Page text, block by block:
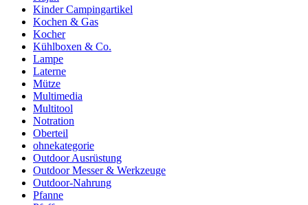
Kinder Campingartikel
Kochen & Gas
Kocher
Kühlboxen & Co.
Lampe
Laterne
Mütze
Multimedia
Multitool
Notration
Oberteil
ohnekategorie
Outdoor Ausrüstung
Outdoor Messer & Werkzeuge
Outdoor-Nahrung
Pfanne